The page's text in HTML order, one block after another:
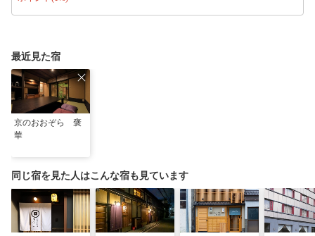
最近見た宿
京のおおぞら 褒
華
同じ宿を見た人はこんな宿も見ています